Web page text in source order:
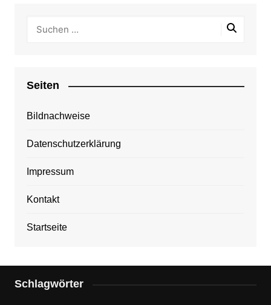
Seiten
Bildnachweise
Datenschutzerklärung
Impressum
Kontakt
Startseite
Schlagwörter